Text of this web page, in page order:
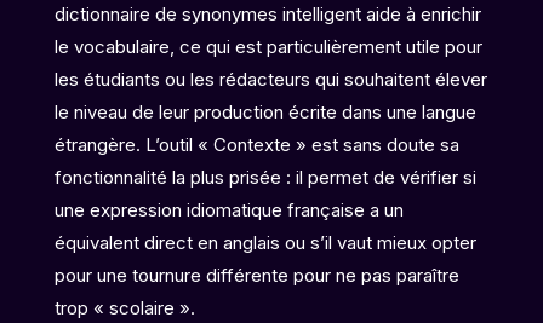
dictionnaire de synonymes intelligent aide à enrichir
le vocabulaire, ce qui est particulièrement utile pour
les étudiants ou les rédacteurs qui souhaitent élever
le niveau de leur production écrite dans une langue
étrangère. L’outil « Contexte » est sans doute sa
fonctionnalité la plus prisée : il permet de vérifier si
une expression idiomatique française a un
équivalent direct en anglais ou s’il vaut mieux opter
pour une tournure différente pour ne pas paraître
trop « scolaire ».